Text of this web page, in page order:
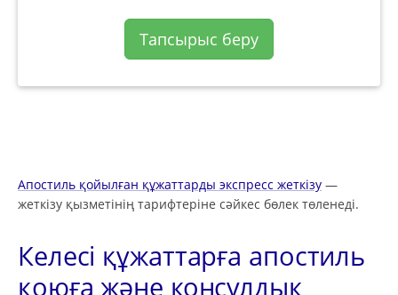
Тапсырыс беру
Апостиль қойылған құжаттарды экспресс жеткізу —
жеткізу қызметінің тарифтеріне сәйкес бөлек төленеді.
Келесі құжаттарға апостиль
қоюға және консулдық